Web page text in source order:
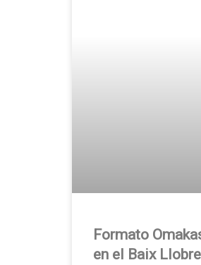
Formato
en el Baix